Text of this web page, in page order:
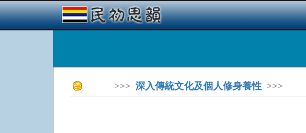
>>> 深入傳統文化及個人修身養性 >>>